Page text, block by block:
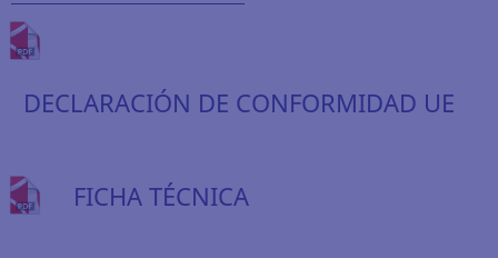
DECLARACIÓN DE CONFORMIDAD UE
FICHA TÉCNICA